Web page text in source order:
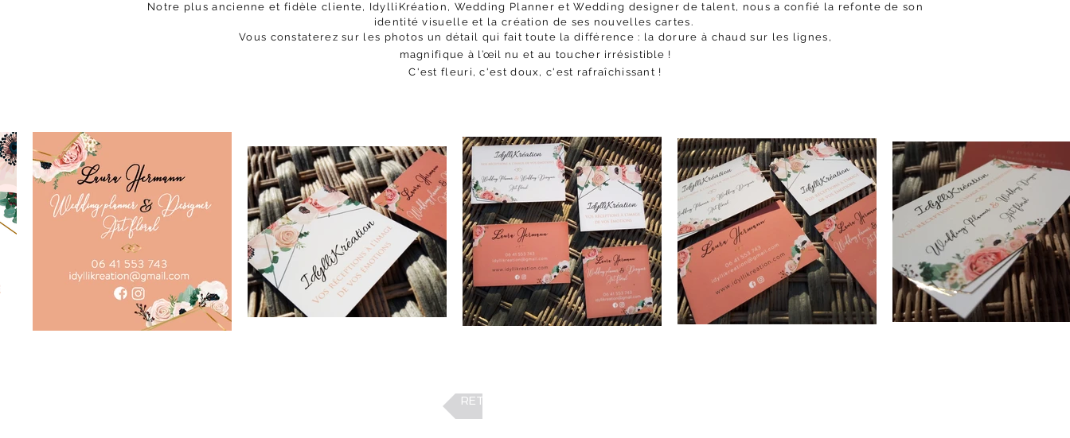
Notre plus ancienne et fidèle cliente, IdylliKréation, Wedding Planner et Wedding designer de talent, nous a confié la refonte de son
identité visuelle et la création de ses nouvelles cartes.
Vous constaterez sur les photos un détail qui fait toute la différence : la dorure à chaud sur les lignes,
magnifique à l’œil nu et au toucher irrésistible !
C'est fleuri, c'est doux, c'est rafraîchissant !
RETOUR AUX CRÉATIONS